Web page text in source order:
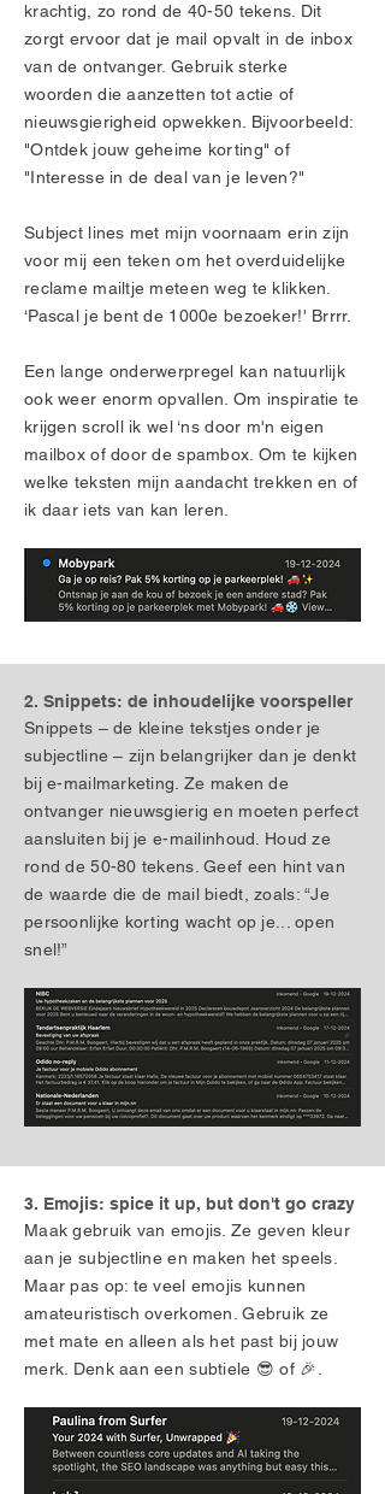
krachtig, zo rond de 40-50 tekens. Dit
zorgt ervoor dat je mail opvalt in de inbox
van de ontvanger. Gebruik sterke
woorden die aanzetten tot actie of
nieuwsgierigheid opwekken. Bijvoorbeeld:
"Ontdek jouw geheime korting" of
"Interesse in de deal van je leven?"
Subject lines met mijn voornaam erin zijn
voor mij een teken om het overduidelijke
reclame mailtje meteen weg te klikken.
‘Pascal je bent de 1000e bezoeker!' Brrrr.
Een lange onderwerpregel kan natuurlijk
ook weer enorm opvallen. Om inspiratie te
krijgen scroll ik wel ‘ns door m'n eigen
mailbox of door de spambox. Om te kijken
welke teksten mijn aandacht trekken en of
ik daar iets van kan leren.
2. Snippets: de inhoudelijke voorspeller
Snippets – de kleine tekstjes onder je
subjectline – zijn belangrijker dan je denkt
bij e-mailmarketing. Ze maken de
ontvanger nieuwsgierig en moeten perfect
aansluiten bij je e-mailinhoud. Houd ze
rond de 50-80 tekens. Geef een hint van
de waarde die de mail biedt, zoals: “Je
persoonlijke korting wacht op je... open
snel!”
3. Emojis: spice it up, but don't go crazy
Maak gebruik van emojis. Ze geven kleur
aan je subjectline en maken het speels.
Maar pas op: te veel emojis kunnen
amateuristisch overkomen. Gebruik ze
met mate en alleen als het past bij jouw
merk. Denk aan een subtiele 😎 of 🎉.